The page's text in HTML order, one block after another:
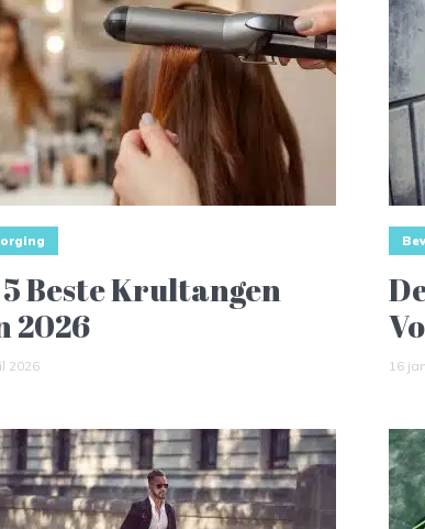
Beste Krultangen
2026
2026 16